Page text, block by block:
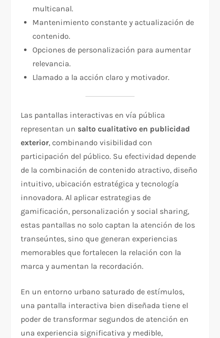
multicanal.
Mantenimiento constante y actualización de
contenido.
Opciones de personalización para aumentar
relevancia.
Llamado a la acción claro y motivador.
Las pantallas interactivas en vía pública
representan un salto cualitativo en publicidad
exterior, combinando visibilidad con
participación del público. Su efectividad depende
de la combinación de contenido atractivo, diseño
intuitivo, ubicación estratégica y tecnología
innovadora. Al aplicar estrategias de
gamificación, personalización y social sharing,
estas pantallas no solo captan la atención de los
transeúntes, sino que generan experiencias
memorables que fortalecen la relación con la
marca y aumentan la recordación.
En un entorno urbano saturado de estímulos,
una pantalla interactiva bien diseñada tiene el
poder de transformar segundos de atención en
una experiencia significativa y medible,